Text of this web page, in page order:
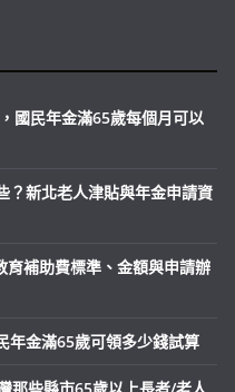
國民年金滿65歲每個月可以
？新北老人津貼與年金申請資
補助費標準、金額與申請辦
年金滿65歲可領多少錢試算